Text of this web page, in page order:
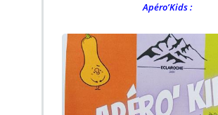
Apéro’Kids :